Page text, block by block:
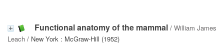
Functional anatomy of the mammal/ William James
Leach / New York : McGraw-Hill (1952)